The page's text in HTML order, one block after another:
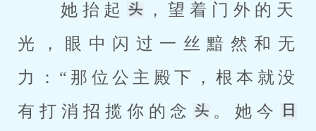
她抬起
，望着门外的天
光，眼中闪过一丝黯然和无
力：“那位公主殿下，根本就没
有打消招揽你的念
。她今